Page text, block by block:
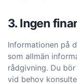
3. Ingen
Informationen på
som allmän
rådgivning. Du
vid behov